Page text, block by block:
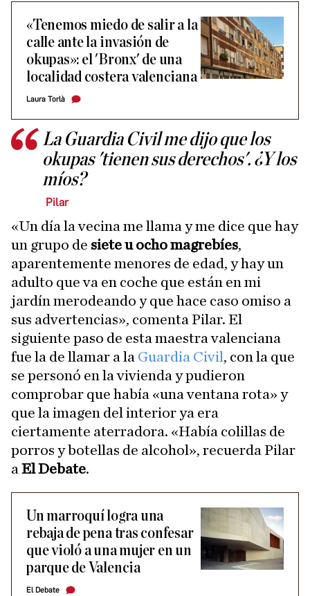
«Tenemos miedo de salir a la
calle ante la invasión de
okupas»: el 'Bronx' de una
localidad costera valenciana
Laura Torlà
La Guardia Civil me dijo que los
okupas 'tienen sus derechos'. ¿Y los
míos?
Pilar
«Un día la vecina me llama y me dice que hay
un grupo de siete u ocho magrebíes,
aparentemente menores de edad, y hay un
adulto que va en coche que están en mi
jardín merodeando y que hace caso omiso a
sus advertencias», comenta Pilar. El
siguiente paso de esta maestra valenciana
fue la de llamar a la Guardia Civil , con la que
se personó en la vivienda y pudieron
comprobar que había «una ventana rota» y
que la imagen del interior ya era
ciertamente aterradora. «Había colillas de
porros y botellas de alcohol», recuerda Pilar
a El Debate.
Un marroquí logra una
rebaja de pena tras confesar
que violó a una mujer en un
parque de Valencia
El Debate